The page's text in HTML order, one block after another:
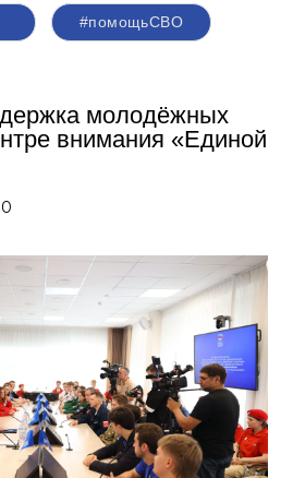
#помощьСВО
молодёжных
внимания «Единой